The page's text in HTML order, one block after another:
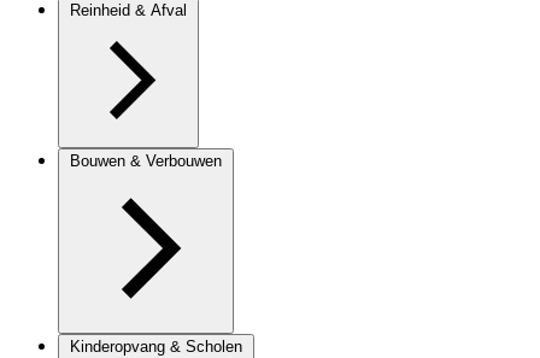
Reinheid & Afval
Bouwen & Verbouwen
Kinderopvang & Scholen